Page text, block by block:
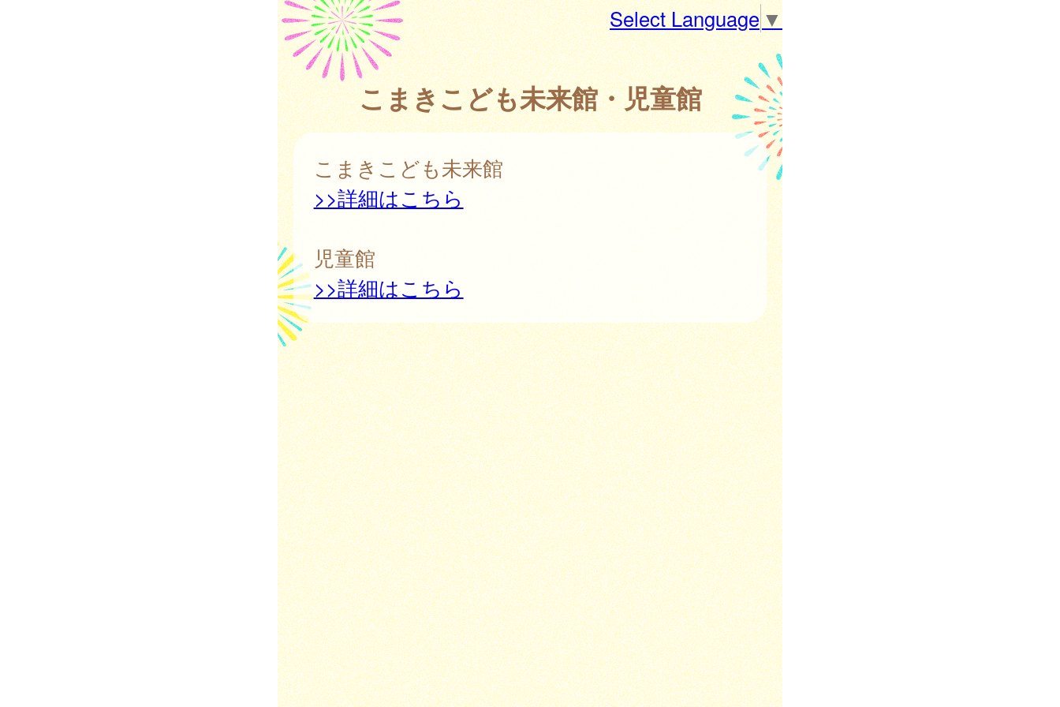
Select Language▼
こまきこども未来館・児童館
こまきこども未来館
>>詳細はこちら
児童館
>>詳細はこちら